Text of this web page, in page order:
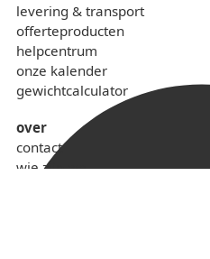
levering & transport
offerteproducten
helpcentrum
onze kalender
gewichtcalculator
over
contact
wie zijn we